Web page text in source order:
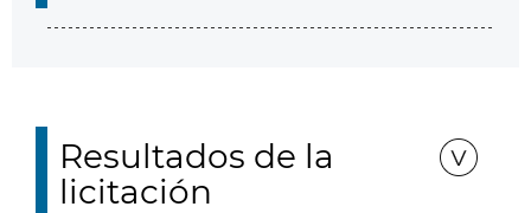
Resultados de la
licitación